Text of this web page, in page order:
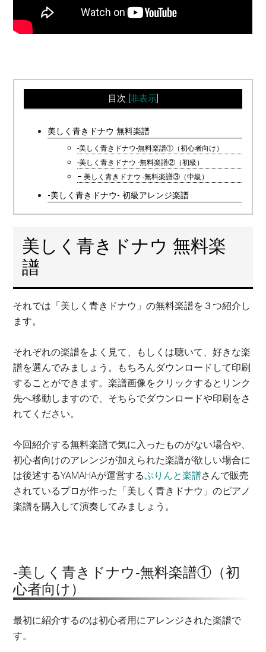
目次 非表示]
美しく青きドナウ 無料楽譜
-美しく青きドナウ-無料楽譜①（初心者向け）
-美しく青きドナウ -無料楽譜②（初級）
– 美しく青きドナウ -無料楽譜③（中級）
-美しく青きドナウ- 初級アレンジ楽譜
美しく青きドナウ 無料楽
譜
それでは「美しく青きドナウ」の無料楽譜を３つ紹介し
ます。
それぞれの楽譜をよく見て、もしくは聴いて、好きな楽
譜を選んでみましょう。もちろんダウンロードして印刷
することができます。楽譜画像をクリックするとリンク
先へ移動しますので、そちらでダウンロードや印刷をさ
れてください。
今回紹介する無料楽譜で気に入ったものがない場合や、
初心者向けのアレンジが加えられた楽譜が欲しい場合に
は後述するYAMAHAが運営するぷりんと楽譜さんで販売
されているプロが作った「美しく青きドナウ」のピアノ
楽譜を購入して演奏してみましょう。
-美しく青きドナウ-無料楽譜①（初
心者向け）
最初に紹介するのは初心者用にアレンジされた楽譜で
す。